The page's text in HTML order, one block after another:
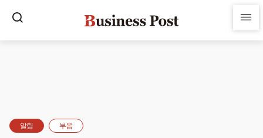
알림 부음